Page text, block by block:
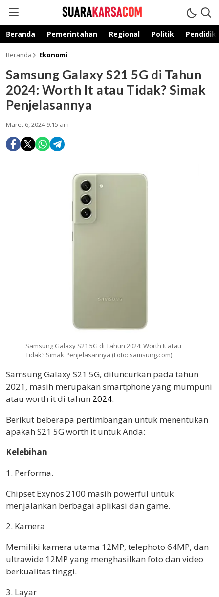
suarakarsa.com
Informasi terpercaya
Beranda Pemerintahan Regional Politik
Beranda Ekonomi
Samsung Galaxy S21 5G di Tahun
2024: Worth It atau Tidak? Simak
Penjelasannya
Maret 6, 2024 9:15 am
Samsung Galaxy S21 5G di Tahun 2024: Worth It atau
Tidak? Simak Penjelasannya (Foto: samsung.com)
Samsung Galaxy S21 5G, diluncurkan pada tahun
2021, masih merupakan smartphone yang mumpuni
atau worth it di tahun 2024.
Berikut beberapa pertimbangan untuk menentukan
apakah S21 5G worth it untuk Anda:
Kelebihan
1. Performa.
Chipset Exynos 2100 masih powerful untuk
menjalankan berbagai aplikasi dan game.
2. Kamera
Memiliki kamera utama 12MP, telephoto 64MP, dan
ultrawide 12MP yang menghasilkan foto dan video
berkualitas tinggi.
3. Layar